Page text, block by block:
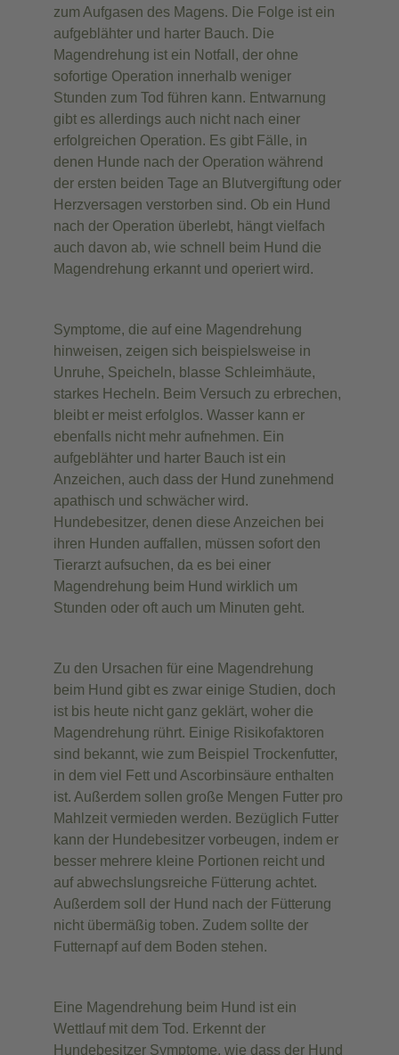
zum Aufgasen des Magens. Die Folge ist ein
aufgeblähter und harter Bauch. Die
Magendrehung ist ein Notfall, der ohne
sofortige Operation innerhalb weniger
Stunden zum Tod führen kann. Entwarnung
gibt es allerdings auch nicht nach einer
erfolgreichen Operation. Es gibt Fälle, in
denen Hunde nach der Operation während
der ersten beiden Tage an Blutvergiftung oder
Herzversagen verstorben sind. Ob ein Hund
nach der Operation überlebt, hängt vielfach
auch davon ab, wie schnell beim Hund die
Magendrehung erkannt und operiert wird.
Symptome, die auf eine Magendrehung
hinweisen, zeigen sich beispielsweise in
Unruhe, Speicheln, blasse Schleimhäute,
starkes Hecheln. Beim Versuch zu erbrechen,
bleibt er meist erfolglos. Wasser kann er
ebenfalls nicht mehr aufnehmen. Ein
aufgeblähter und harter Bauch ist ein
Anzeichen, auch dass der Hund zunehmend
apathisch und schwächer wird.
Hundebesitzer, denen diese Anzeichen bei
ihren Hunden auffallen, müssen sofort den
Tierarzt aufsuchen, da es bei einer
Magendrehung beim Hund wirklich um
Stunden oder oft auch um Minuten geht.
Zu den Ursachen für eine Magendrehung
beim Hund gibt es zwar einige Studien, doch
ist bis heute nicht ganz geklärt, woher die
Magendrehung rührt. Einige Risikofaktoren
sind bekannt, wie zum Beispiel Trockenfutter,
in dem viel Fett und Ascorbinsäure enthalten
ist. Außerdem sollen große Mengen Futter pro
Mahlzeit vermieden werden. Bezüglich Futter
kann der Hundebesitzer vorbeugen, indem er
besser mehrere kleine Portionen reicht und
auf abwechslungsreiche Fütterung achtet.
Außerdem soll der Hund nach der Fütterung
nicht übermäßig toben. Zudem sollte der
Futternapf auf dem Boden stehen.
Eine Magendrehung beim Hund ist ein
Wettlauf mit dem Tod. Erkennt der
Hundebesitzer Symptome, wie dass der Hund